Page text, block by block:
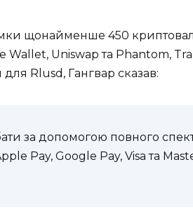
щонайменше 450
Wallet, Uniswap та Phantom,
Rlusd, Гангвар сказав:
за допомогою повного
Pay, Google Pay, Visa та